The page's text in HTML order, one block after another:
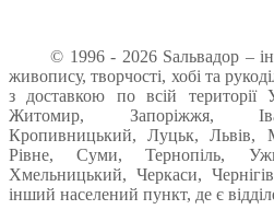
© 1996 - 2026 Sальвадор –
живопису, творчості, хобі та
з доставкою по всій території
Житомир, Запоріжжя,
Кропивницький, Луцьк, Львів,
Рівне, Суми, Тернопіль,
Хмельницький, Черкаси,
інший населений пункт, де є